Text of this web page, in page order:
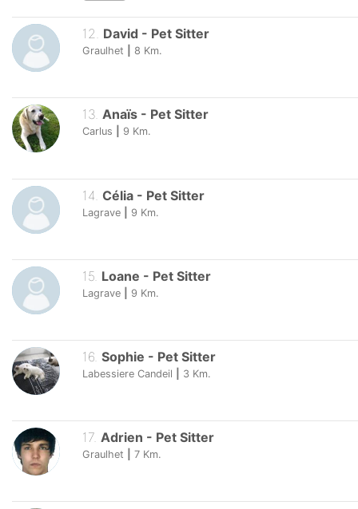
12. David - Pet Sitter
Graulhet 8 Km.
13. Anaïs - Pet Sitter
Carlus 9 Km.
14 Célia - Pet Sitter
Lagrave 9 Km.
15 Loane - Pet Sitter
Lagrave 9 Km.
16 Sophie - Pet Sitter
Labessiere Candeil 3 Km.
17. Adrien - Pet Sitter
Graulhet 7 Km.